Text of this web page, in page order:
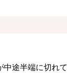
中途半端に切れ